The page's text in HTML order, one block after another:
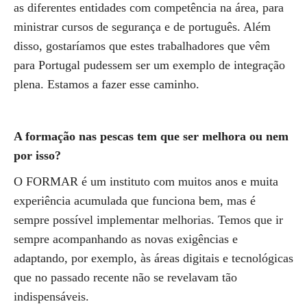
as diferentes entidades com competência na área, para
ministrar cursos de segurança e de português. Além
disso, gostaríamos que estes trabalhadores que vêm
para Portugal pudessem ser um exemplo de integração
plena. Estamos a fazer esse caminho.
A formação nas pescas tem que ser melhora ou nem
por isso?
O FORMAR é um instituto com muitos anos e muita
experiência acumulada que funciona bem, mas é
sempre possível implementar melhorias. Temos que ir
sempre acompanhando as novas exigências e
adaptando, por exemplo, às áreas digitais e tecnológicas
que no passado recente não se revelavam tão
indispensáveis.